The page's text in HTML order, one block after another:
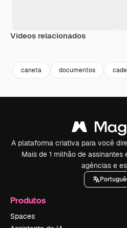
Vídeos relacionados
caneta documentos
A plataforma criativa para você
Mais de 1 milhão de assinantes
agências e
Produtos
Spaces